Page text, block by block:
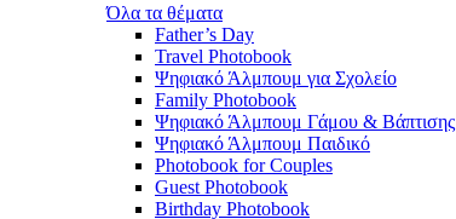
Όλα τα θέματα
Father’s Day
Travel Photobook
Ψηφιακό Άλμπουμ για Σχολείο
Family Photobook
Ψηφιακό Άλμπουμ Γάμου & Βάπτισης
Ψηφιακό Άλμπουμ Παιδικό
Photobook for Couples
Guest Photobook
Birthday Photobook